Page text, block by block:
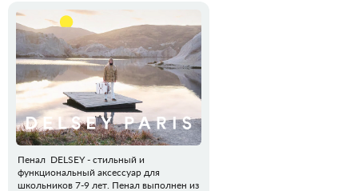
Пенал DELSEY - стильный и
функциональный аксессуар для
школьников 7-9 лет. Пенал выполнен из